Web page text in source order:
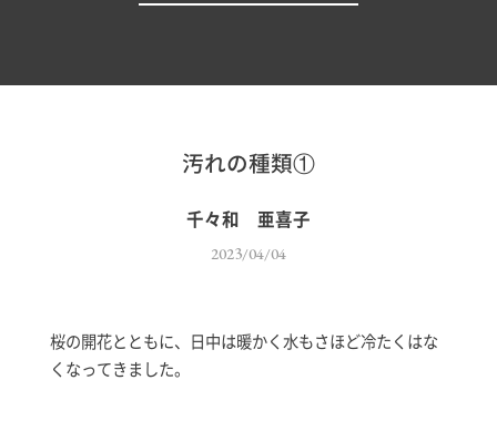
汚れの種類①
千々和 亜喜子
2023/04/04
桜の開花とともに、日中は暖かく水もさほど冷たくはな
くなってきました。